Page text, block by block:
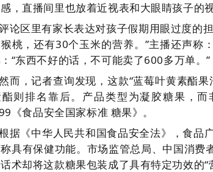
，直播间里也放着近视表和大眼睛孩子的视
论区里有家长表达对孩子假期用眼过度的
桃，还有30个玉米的营养。”主播还声称
“东西不好的话，不可能卖了600多万单。”
而，记者查询发现，这款“蓝莓叶黄素酯
则排名靠后。产品类型为凝胶糖果，
《食品安全国家标准 糖果》。
据《中华人民共和国食品安全法》，食品
具有保健功能。市场监管总局、中国消
术却将这款糖果包装成了具有特定功效的“